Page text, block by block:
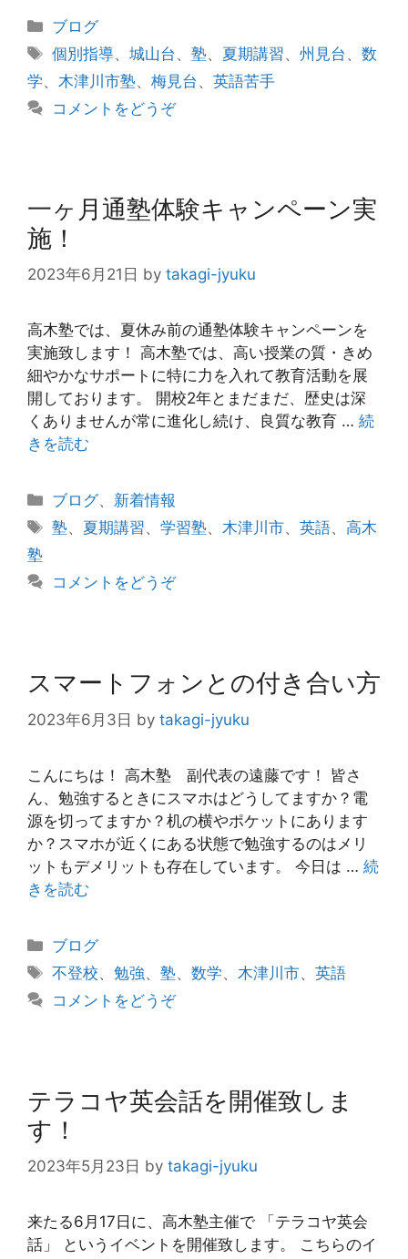
カ
テ
ゴ
リ
ー
ブログ
タ
グ
個別指導、城山台 、塾、 夏期講習、州見台 、数
学、 木津川市塾、 梅見台 、 英語苦手
コメントをどうぞ
一ヶ月通塾体験キャンペーン実
施！
2023年6月21日 by takagi-jyuku
高木塾では、夏休み前の通塾体験キャンペーンを
実施致します！ 高木塾では、高い授業の質・きめ
細やかなサポートに特に力を入れて教育活動を展
開しております。 開校2年とまだまだ、歴史は深
くありませんが常に進化し続け、良質な教育 … 続
きを読む
カ
テ
ー
ブログ、 新着情報
タ
塾、 夏期講習、学習塾、木津川市、英語、高木
塾
コメントをどうぞ
スマートフォンとの付き合い方
2023年6月3日 by takagi-jyuku
こんにちは！ 高木塾 副代表の遠藤です！ 皆さ
ん、勉強するときにスマホはどうしてますか？電
源を切ってますか？机の横やポケットにあります
か？スマホが近くにある状態で勉強するのはメリ
ットもデメリットも存在しています。 今日は … 続
きを読む
カ
テ
リ
ブログ
タ
不登校、勉強、塾、数学、 木津川市、英語
コメントをどうぞ
テラコヤ英会話を開催致しま
す！
2023年5月23日 by takagi-jyuku
来たる6月17日に、高木塾主催で 「テラコヤ英会
話」 というイベントを開催致します。 こちらのイ